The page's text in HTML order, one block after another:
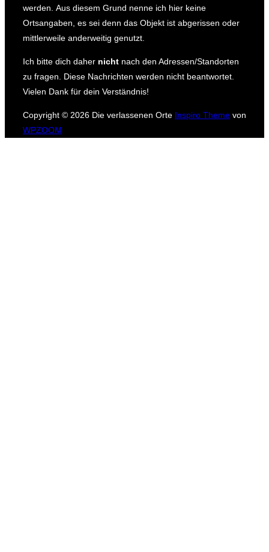
werden. Aus diesem Grund nenne ich hier keine
Ortsangaben, es sei denn das Objekt ist abgerissen oder
mittlerweile anderweitig genutzt.
Ich bitte dich daher nicht nach den Adressen/Standorten
zu fragen.
Diese Nachrichten werden nicht beantwortet.
Vielen Dank für dein Verständnis!
Copyright © 2026 Die verlassenen Orte Inspiro Theme von
WPZOOM